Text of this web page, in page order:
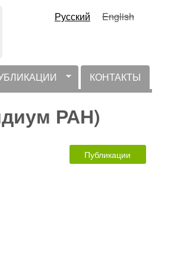
Русский English
КОНТАКТЫ
РАН)
Публикации